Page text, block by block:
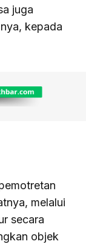
juga
kepada
melalui
secara
objek